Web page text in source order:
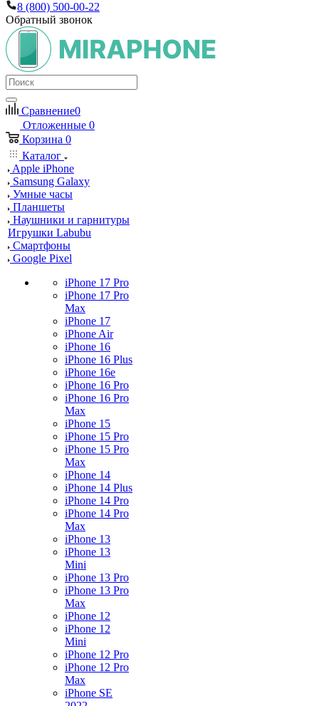
8 (800) 500-00-22
Обратный звонок
Сравнение0
Отложенные 0
Корзина 0
Каталог
Apple iPhone
Samsung Galaxy
Умные часы
Планшеты
Наушники и гарнитуры
Игрушки Labubu
Смартфоны
Google Pixel
iPhone 17 Pro
iPhone 17 Pro
Max
iPhone 17
iPhone Air
iPhone 16
iPhone 16 Plus
iPhone 16e
iPhone 16 Pro
iPhone 16 Pro
Max
iPhone 15
iPhone 15 Pro
iPhone 15 Pro
Max
iPhone 14
iPhone 14 Plus
iPhone 14 Pro
iPhone 14 Pro
Max
iPhone 13
iPhone 13
Mini
iPhone 13 Pro
iPhone 13 Pro
Max
iPhone 12
iPhone 12
Mini
iPhone 12 Pro
iPhone 12 Pro
Max
iPhone SE